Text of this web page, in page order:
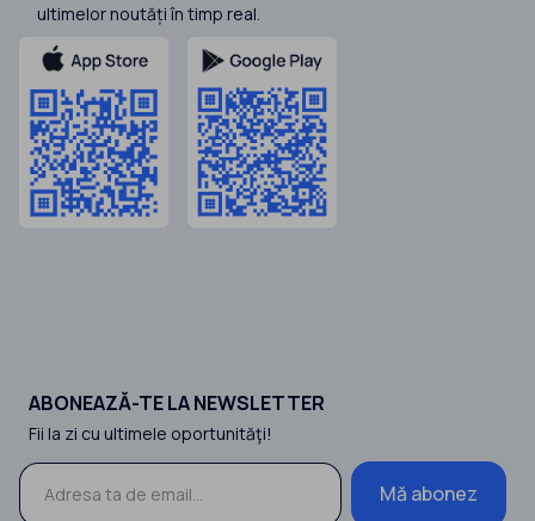
ultimelor noutăți în timp real.
ABONEAZĂ-TE LA NEWSLETTER
Fii la zi cu ultimele oportunităţi!
Mă abonez